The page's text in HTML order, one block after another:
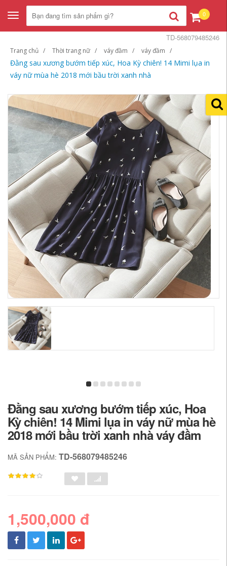
Toggle
navigation
0
Trang chủ Thời trang nữ váy đầm váy đầm
Đằng sau xương bướm tiếp xúc, Hoa Kỳ chiên! 14 Mimi lụa in
váy nữ mùa hè 2018 mới bầu trời xanh nhà
TD-568079485246
Đằng sau xương bướm tiếp xúc, Hoa
Kỳ chiên! 14 Mimi lụa in váy nữ mùa hè
2018 mới bầu trời xanh nhà váy đầm
MÃ SẢN PHẨM: TD-568079485246
1,500,000 đ